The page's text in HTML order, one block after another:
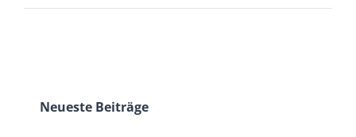
Neueste Beiträge